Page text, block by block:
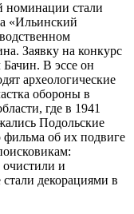
номинации стали
«Ильинский
Заявку на конкурс
Бачин. В эссе он
археологические
обороны в
где в 1941
Подольские
об их подвиге
очистили и
декорациями в